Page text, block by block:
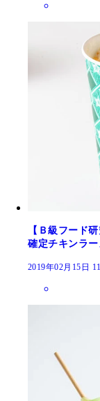
【Ｂ級フード
確定チキンラー
2019年02月15日